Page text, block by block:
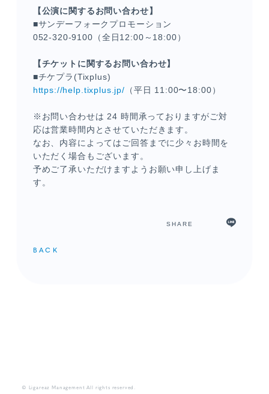
【公演に関するお問い合わせ】
■サンデーフォークプロモーション
052-320-9100（全日12:00～18:00）
【チケットに関するお問い合わせ】
■チケプラ(Tixplus)
https://help.tixplus.jp/ （平日 11:00〜18:00）
※お問い合わせは 24 時間承っておりますがご対
応は営業時間内とさせていただきます。
なお、内容によってはご回答までに少々お時間を
いただく場合もございます。
予めご了承いただけますようお願い申し上げま
す。
SHARE
BACK
© Ligareaz Management All rights reserved.